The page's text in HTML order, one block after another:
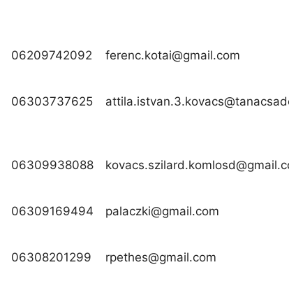
06209742092 ferenc.kotai@gmail.com
06303737625
06309938088
06309169494 palaczki@gmail.com
06308201299 rpethes@gmail.com